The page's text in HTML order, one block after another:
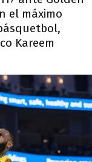
el máximo
Kareem